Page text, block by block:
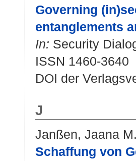
Governing
entanglements
In: Security
ISSN 1460-3640
DOI der
J
Janßen, Jaana
Schaffung von